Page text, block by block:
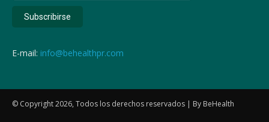
E-mail: info@behealthpr.com
© Copyright 2026, Todos los derechos reservados | By BeHealth